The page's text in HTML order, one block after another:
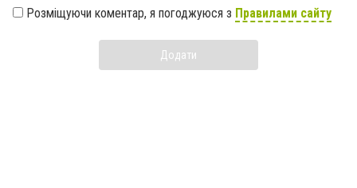
Розміщуючи коментар, я погоджуюся з Правилами сайту
Додати